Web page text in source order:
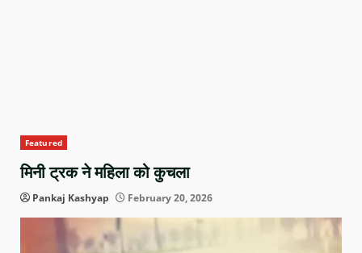
Featured
मिनी ट्रक ने महिला को कुचला
Pankaj Kashyap February 20, 2026